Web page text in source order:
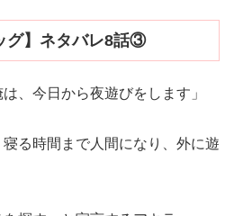
グ】ネタバレ8話③
、今日から夜遊びをします」
る時間まで人間になり、外に遊